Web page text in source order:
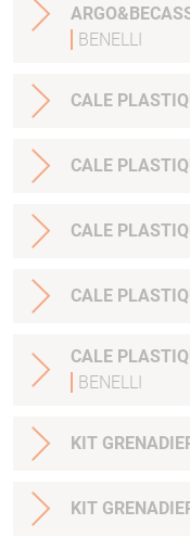
BENELLI
CALE
CALE
CALE
CALE
CALE
BENELLI
KIT
KIT